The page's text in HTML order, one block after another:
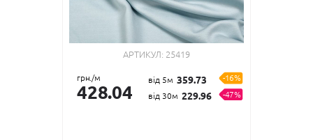
АРТИКУЛ: 25419
грн./м
428.04
від 5м 359.73
-16%
від 30м 229.96 -47%